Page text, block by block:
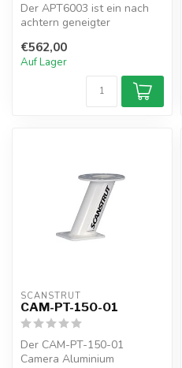
Der APT6003 ist ein nach
achtern geneigter
Open-Array-R...
€562,00
Auf Lager
SCANSTRUT
CAM-PT-150-01
Der CAM-PT-150-01
Camera Aluminium